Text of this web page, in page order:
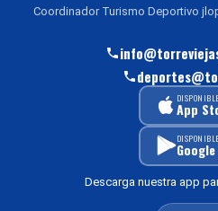
Coordinador Turismo Deportivo
App
Descarga nuestra app